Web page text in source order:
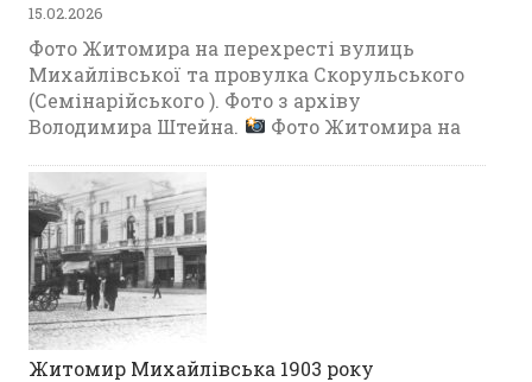
15.02.2026
Фото Житомира на перехресті вулиць
Михайлівської та провулка Скорульського
(Семінарійського ). Фото з архіву
Володимира Штейна.
Фото Житомира на
Житомир Михайлівська 1903 року